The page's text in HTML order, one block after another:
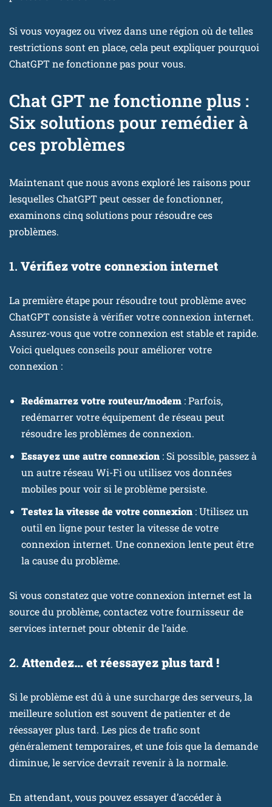
Si vous voyagez ou vivez dans une région où de telles
restrictions sont en place, cela peut expliquer pourquoi
ChatGPT ne fonctionne pas pour vous.
Chat GPT ne fonctionne plus :
Six solutions pour remédier à
ces problèmes
Maintenant que nous avons exploré les raisons pour
lesquelles ChatGPT peut cesser de fonctionner,
examinons cinq solutions pour résoudre ces
problèmes.
1. Vérifiez votre connexion internet
La première étape pour résoudre tout problème avec
ChatGPT consiste à vérifier votre connexion internet.
Assurez-vous que votre connexion est stable et rapide.
Voici quelques conseils pour améliorer votre
connexion :
Redémarrez votre routeur/modem : Parfois,
redémarrer votre équipement de réseau peut
résoudre les problèmes de connexion.
Essayez une autre connexion : Si possible, passez à
un autre réseau Wi-Fi ou utilisez vos données
mobiles pour voir si le problème persiste.
Testez la vitesse de votre connexion : Utilisez un
outil en ligne pour tester la vitesse de votre
connexion internet. Une connexion lente peut être
la cause du problème.
Si vous constatez que votre connexion internet est la
source du problème, contactez votre fournisseur de
services internet pour obtenir de l’aide.
2. Attendez… et réessayez plus tard !
Si le problème est dû à une surcharge des serveurs, la
meilleure solution est souvent de patienter et de
réessayer plus tard. Les pics de trafic sont
généralement temporaires, et une fois que la demande
diminue, le service devrait revenir à la normale.
En attendant, vous pouvez essayer d’accéder à